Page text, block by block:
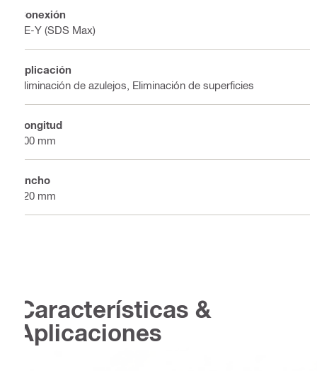
Conexión
TE-Y (SDS Max)
Aplicación
Eliminación de azulejos, Eliminación de superficies
Longitud
500 mm
Ancho
120 mm
Características &
Aplicaciones